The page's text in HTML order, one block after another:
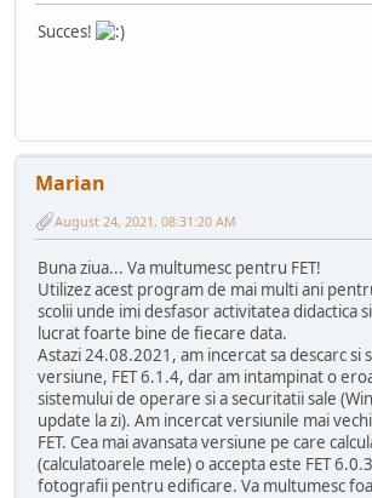
Succes!
Marian
August 24, 2021, 08:31:20 AM
Buna ziua... Va multumesc pentru FET!
Utilizez acest program de mai multi ani
scolii unde imi desfasor activitatea didactica
lucrat foarte bine de fiecare data.
Astazi 24.08.2021, am incercat sa descarc si
versiune, FET 6.1.4, dar am intampinat o
sistemului de operare si a securitatii sale
update la zi). Am incercat versiunile mai
FET. Cea mai avansata versiune pe care
(calculatoarele mele) o accepta este FET
fotografii pentru edificare. Va multumesc